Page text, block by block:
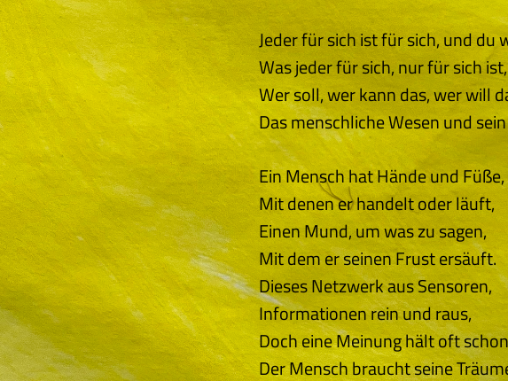
Jeder für sich ist für sich, und du
Was jeder für sich, nur für sich
Wer soll, wer kann das, wer will
Das menschliche Wesen und
Ein Mensch hat Hände und Füße,
Mit denen er handelt oder läuft,
Einen Mund, um was zu sagen,
Mit dem er seinen Frust ersäuft.
Dieses Netzwerk aus Sensoren,
Informationen rein und raus,
Doch eine Meinung hält oft
Der Mensch braucht seine